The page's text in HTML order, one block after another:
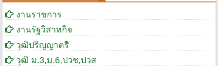
งานราชการ
งานรัฐวิสาหกิจ
วุฒิปริญญาตรี
วุฒิ ม.3,ม.6,ปวช,ปวส